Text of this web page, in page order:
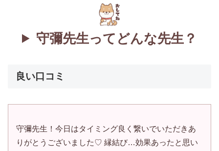
守彌先生ってどんな先生？
良い口コミ
守彌先生！今日はタイミング良く繋いでいただきあ
りがとうございました♡ 縁結び…効果あったと思い